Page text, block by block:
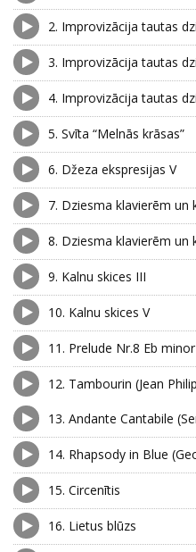
2. Improvizācija tautas
3. Improvizācija tautas
4. Improvizācija tautas
5. Svīta “Melnās krāsas”
6. Džeza ekspresijas V
7. Dziesma klavierēm un
8. Dziesma klavierēm un
9. Kalnu skices III
10. Kalnu skices V
11. Prelude Nr.8 Eb
12. Tambourin (Jean
13. Andante Cantabile
14. Rhapsody in Blue
15. Circenītis
16. Lietus blūzs